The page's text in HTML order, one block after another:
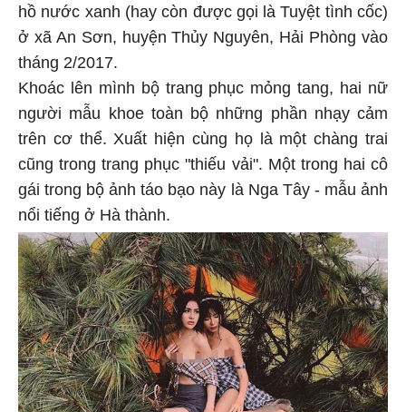
hồ nước xanh (hay còn được gọi là Tuyệt tình cốc)
ở xã An Sơn, huyện Thủy Nguyên, Hải Phòng vào
tháng 2/2017.
Khoác lên mình bộ trang phục mỏng tang, hai nữ
người mẫu khoe toàn bộ những phần nhạy cảm
trên cơ thể. Xuất hiện cùng họ là một chàng trai
cũng trong trang phục "thiếu vải". Một trong hai cô
gái trong bộ ảnh táo bạo này là Nga Tây - mẫu ảnh
nổi tiếng ở Hà thành.